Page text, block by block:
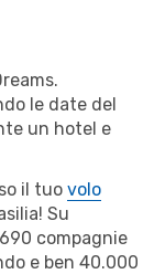
le date del
un hotel e
il tuo volo
Su
compagnie
e ben 40.000